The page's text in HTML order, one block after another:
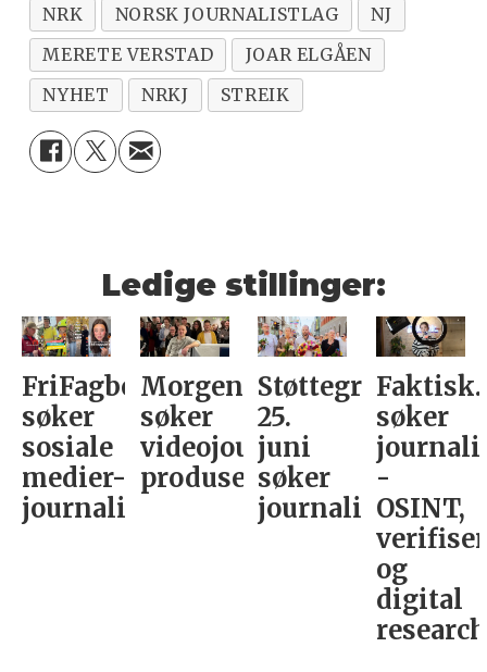
NRK NORSK JOURNALISTLAG
NJ
MERETE VERSTAD
JOAR ELGÅEN
NYHET
NRKJ STREIK
Ledige stillinger:
FriFagbevegelse
søker
sosiale
medier-
journalist
Morgenbladet
søker
videojournalist/podkast-
produsent
Støttegruppa
25.
juni
søker
journalist
søker
-
OSINT,
og
digital
research­